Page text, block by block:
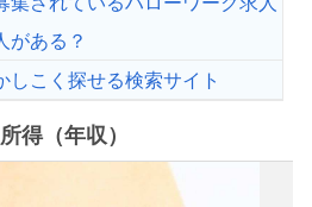
がある？
しこく探せる検索サイト
得（年収）